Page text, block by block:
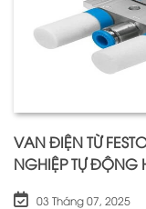
VAN ĐIỆN TỪ
NGHIỆP TỰ ĐỘNG
03 Tháng 07, 2025